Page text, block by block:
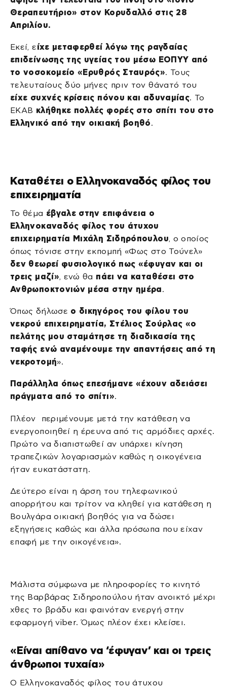
Θεραπευτήριο» στον Κορυδαλλό στις 28
Απριλίου.
Εκεί, είχε μεταφερθεί λόγω της ραγδαίας
επιδείνωσης της υγείας του μέσω ΕΟΠΥΥ από
το νοσοκομείο «Ερυθρός Σταυρός». Τους
τελευταίους δύο μήνες πριν τον θάνατό του
είχε συχνές κρίσεις πόνου και αδυναμίας. Το
ΕΚΑΒ κλήθηκε πολλές φορές στο σπίτι του στο
Ελληνικό από την οικιακή βοηθό.
Καταθέτει ο Ελληνοκαναδός φίλος του
επιχειρηματία
Το θέμα έβγαλε στην επιφάνεια ο
Ελληνοκαναδός φίλος του άτυχου
επιχειρηματία Μιχάλη Σιδηρόπουλου, ο οποίος
όπως τόνισε στην εκπομπή «Φως στο Τούνελ»
δεν θεωρεί φυσιολογικό πως «έφυγαν και οι
τρεις μαζί», ενώ θα πάει να καταθέσει στο
Ανθρωποκτονιών μέσα στην ημέρα.
Όπως δήλωσε ο δικηγόρος του φίλου του
νεκρού επιχειρηματία, Στέλιος Σούρλας «ο
πελάτης μου σταμάτησε τη διαδικασία της
ταφής ενώ αναμένουμε την απαντήσεις από τη
νεκροτομή».
Παράλληλα όπως επεσήμανε «έχουν αδειάσει
πράγματα από το σπίτι».
Πλέον περιμένουμε μετά την κατάθεση να
ενεργοποιηθεί η έρευνα από τις αρμόδιες αρχές.
Πρώτο να διαπιστωθεί αν υπάρχει κίνηση
τραπεζικών λογαριασμών καθώς η οικογένεια
ήταν ευκατάστατη.
Δεύτερο είναι η άρση του τηλεφωνικού
απορρήτου και τρίτον να κληθεί για κατάθεση η
Βουλγάρα οικιακή βοηθός για να δώσει
εξηγήσεις καθώς και άλλα πρόσωπα που είχαν
επαφή με την οικογένεια».
Μάλιστα σύμφωνα με πληροφορίες το κινητό
της Βαρβάρας Σιδηροπούλου ήταν ανοικτό μέχρι
χθες το βράδυ και φαινόταν ενεργή στην
εφαρμογή viber. Όμως πλέον έχει κλείσει.
«Είναι απίθανο να ‘έφυγαν’ και οι τρεις
άνθρωποι τυχαία»
Ο Ελληνοκαναδός φίλος του άτυχου